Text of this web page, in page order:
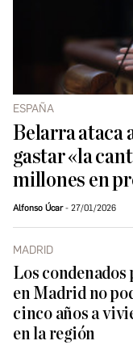
ESPAÑA
Belarra ataca
gastar «la
millones en
Alfonso Úcar 27/01/2026
MADRID
Los
en Madrid no
cinco años a
en la región